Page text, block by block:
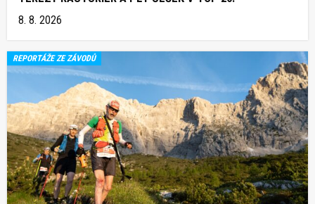
8. 8. 2026
REPORTÁŽE ZE ZÁVODŮ